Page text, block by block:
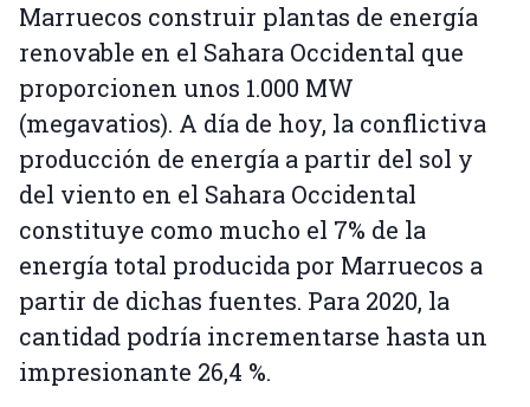
Marruecos construir plantas de energía
renovable en el Sahara Occidental que
proporcionen unos 1.000 MW
(megavatios). A día de hoy, la conflictiva
producción de energía a partir del sol y
del viento en el Sahara Occidental
constituye como mucho el 7% de la
energía total producida por Marruecos a
partir de dichas fuentes. Para 2020, la
cantidad podría incrementarse hasta un
impresionante 26,4 %.